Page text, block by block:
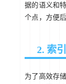
据的语义和
个点，方便
2. 索
为了高效存